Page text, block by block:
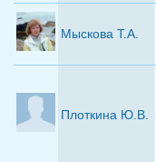
Мыскова Т.А.
Плоткина Ю.В.